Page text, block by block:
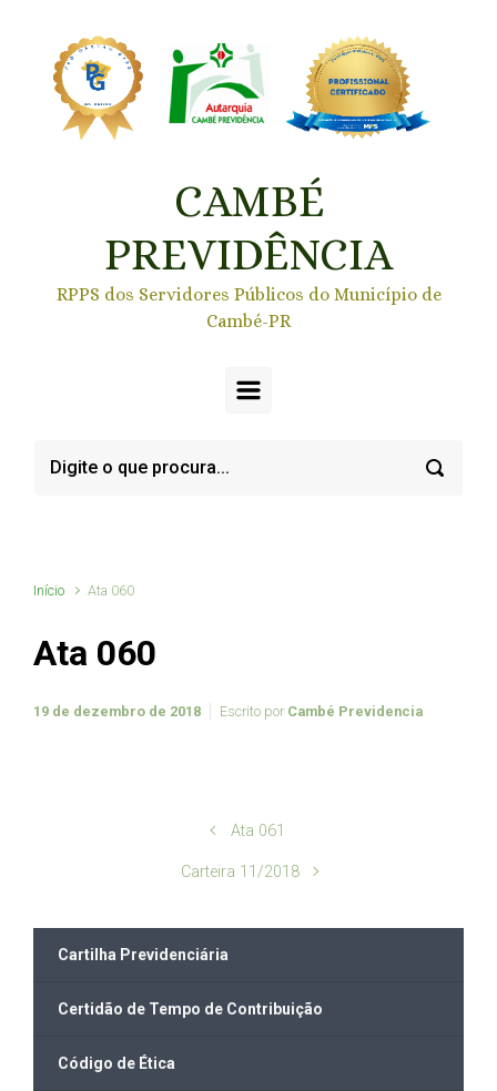
CAMBÉ
PREVIDÊNCIA
RPPS dos Servidores Públicos do Município de
Cambé-PR
Início Ata 060
Ata 060
19 de dezembro de 2018 Escrito por Cambé Previdencia
Ata 061
Carteira 11/2018
Cartilha Previdenciária
Certidão de Tempo de Contribuição
Código de Ética